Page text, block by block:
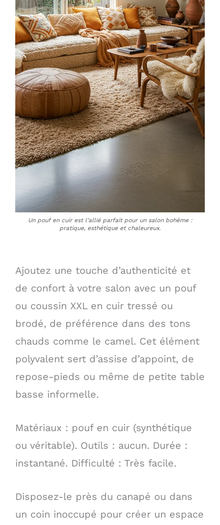
Un pouf en cuir est l’allié parfait pour un salon bohème :
pratique, esthétique et chaleureux.
Ajoutez une touche d’authenticité et
de confort à votre salon avec un pouf
ou coussin XXL en cuir tressé ou
brodé, de préférence dans des tons
chauds comme le camel. Cet élément
polyvalent sert d’assise d’appoint, de
repose-pieds ou même de petite table
basse informelle.
Matériaux : pouf en cuir (synthétique
ou véritable). Outils : aucun. Durée :
instantané. Difficulté : Très facile.
Disposez-le près du canapé ou dans
un coin inoccupé pour créer un espace